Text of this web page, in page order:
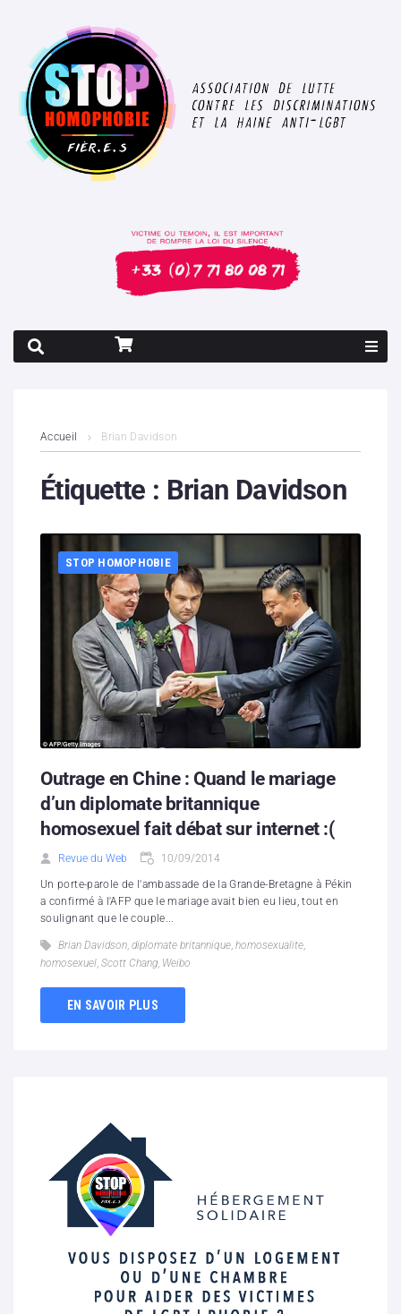
Contenus litigieux
Boutique
Contacts
Hébergement solidaire
Accueil Brian Davidson
Étiquette : Brian Davidson
STOP HOMOPHOBIE
Outrage en Chine : Quand le mariage
d’un diplomate britannique
homosexuel fait débat sur internet :(
Revue du Web 10/09/2014
Un porte-parole de l'ambassade de la Grande-Bretagne à Pékin
a confirmé à l'AFP que le mariage avait bien eu lieu, tout en
soulignant que le couple...
Brian Davidson, diplomate britannique, homosexualite,
homosexuel, Scott Chang, Weibo
EN SAVOIR PLUS